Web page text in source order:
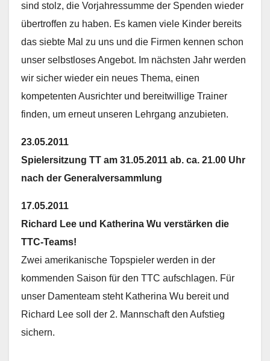
sind stolz, die Vorjahressumme der Spenden wieder
übertroffen zu haben. Es kamen viele Kinder bereits
das siebte Mal zu uns und die Firmen kennen schon
unser selbstloses Angebot. Im nächsten Jahr werden
wir sicher wieder ein neues Thema, einen
kompetenten Ausrichter und bereitwillige Trainer
finden, um erneut unseren Lehrgang anzubieten.
23.05.2011
Spielersitzung TT am 31.05.2011 ab. ca. 21.00 Uhr
nach der Generalversammlung
17.05.2011
Richard Lee und Katherina Wu verstärken die
TTC-Teams!
Zwei amerikanische Topspieler werden in der
kommenden Saison für den TTC aufschlagen. Für
unser Damenteam steht Katherina Wu bereit und
Richard Lee soll der 2. Mannschaft den Aufstieg
sichern.